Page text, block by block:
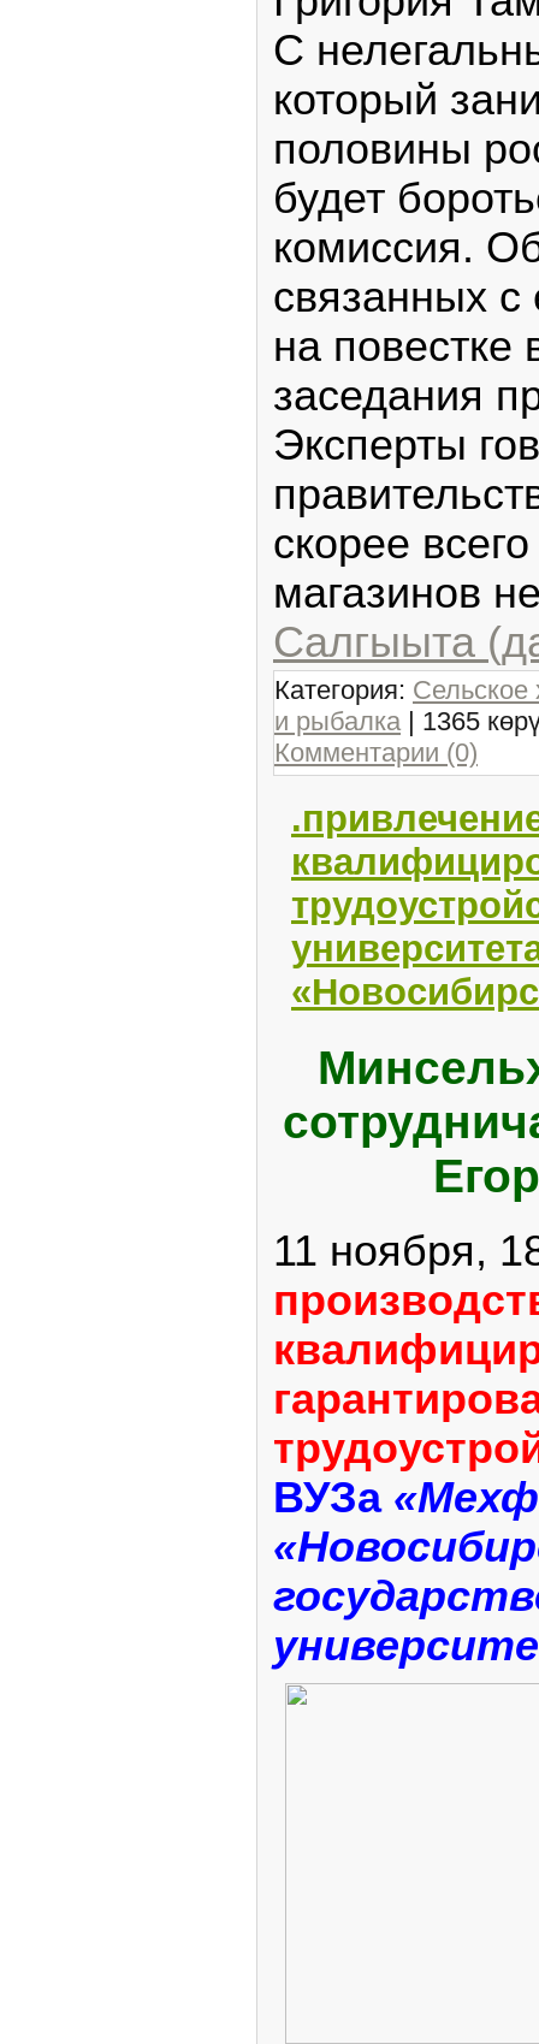
С
который
половины
будет
комиссия.
связанных с
на повестке
заседания
Эксперты
скорее
магазинов
Салгыыта
Категория: Сельское
и рыбалка | 1365
Комментарии (0)
11 ноября,
ВУЗа